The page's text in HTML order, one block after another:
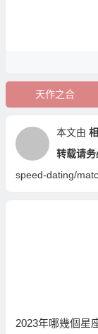
天作之合
本文由
转载请务
speed-dating/
2023年哪幾個星